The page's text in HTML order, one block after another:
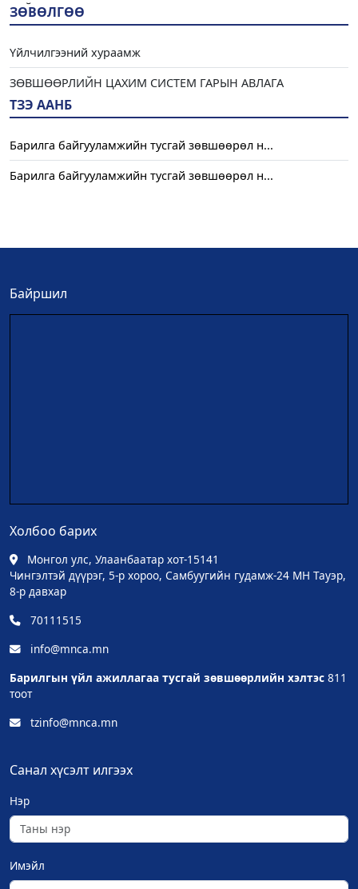
САЙДЫН 139-Р ТУШААЛ Барилгын салбарын мэргэжилтэн...
САЙДЫН 33-Р ТУШААЛ Аргачлал батлах тухай
ЗӨВӨЛГӨӨ
Үйлчилгээний хураамж
ЗӨВШӨӨРЛИЙН ЦАХИМ СИСТЕМ ГАРЫН АВЛАГА
ТЗЭ ААНБ
Барилга байгууламжийн тусгай зөвшөөрөл н...
Барилга байгууламжийн тусгай зөвшөөрөл н...
Байршил
Холбоо барих
Монгол улс, Улаанбаатар хот-15141
Чингэлтэй дүүрэг, 5-р хороо, Самбуугийн гудамж-24 МН Тауэр,
8-р давхар
70111515
info@mnca.mn
Барилгын үйл ажиллагаа тусгай зөвшөөрлийн хэлтэс 811
тоот
tzinfo@mnca.mn
Санал хүсэлт илгээх
Нэр
Имэйл